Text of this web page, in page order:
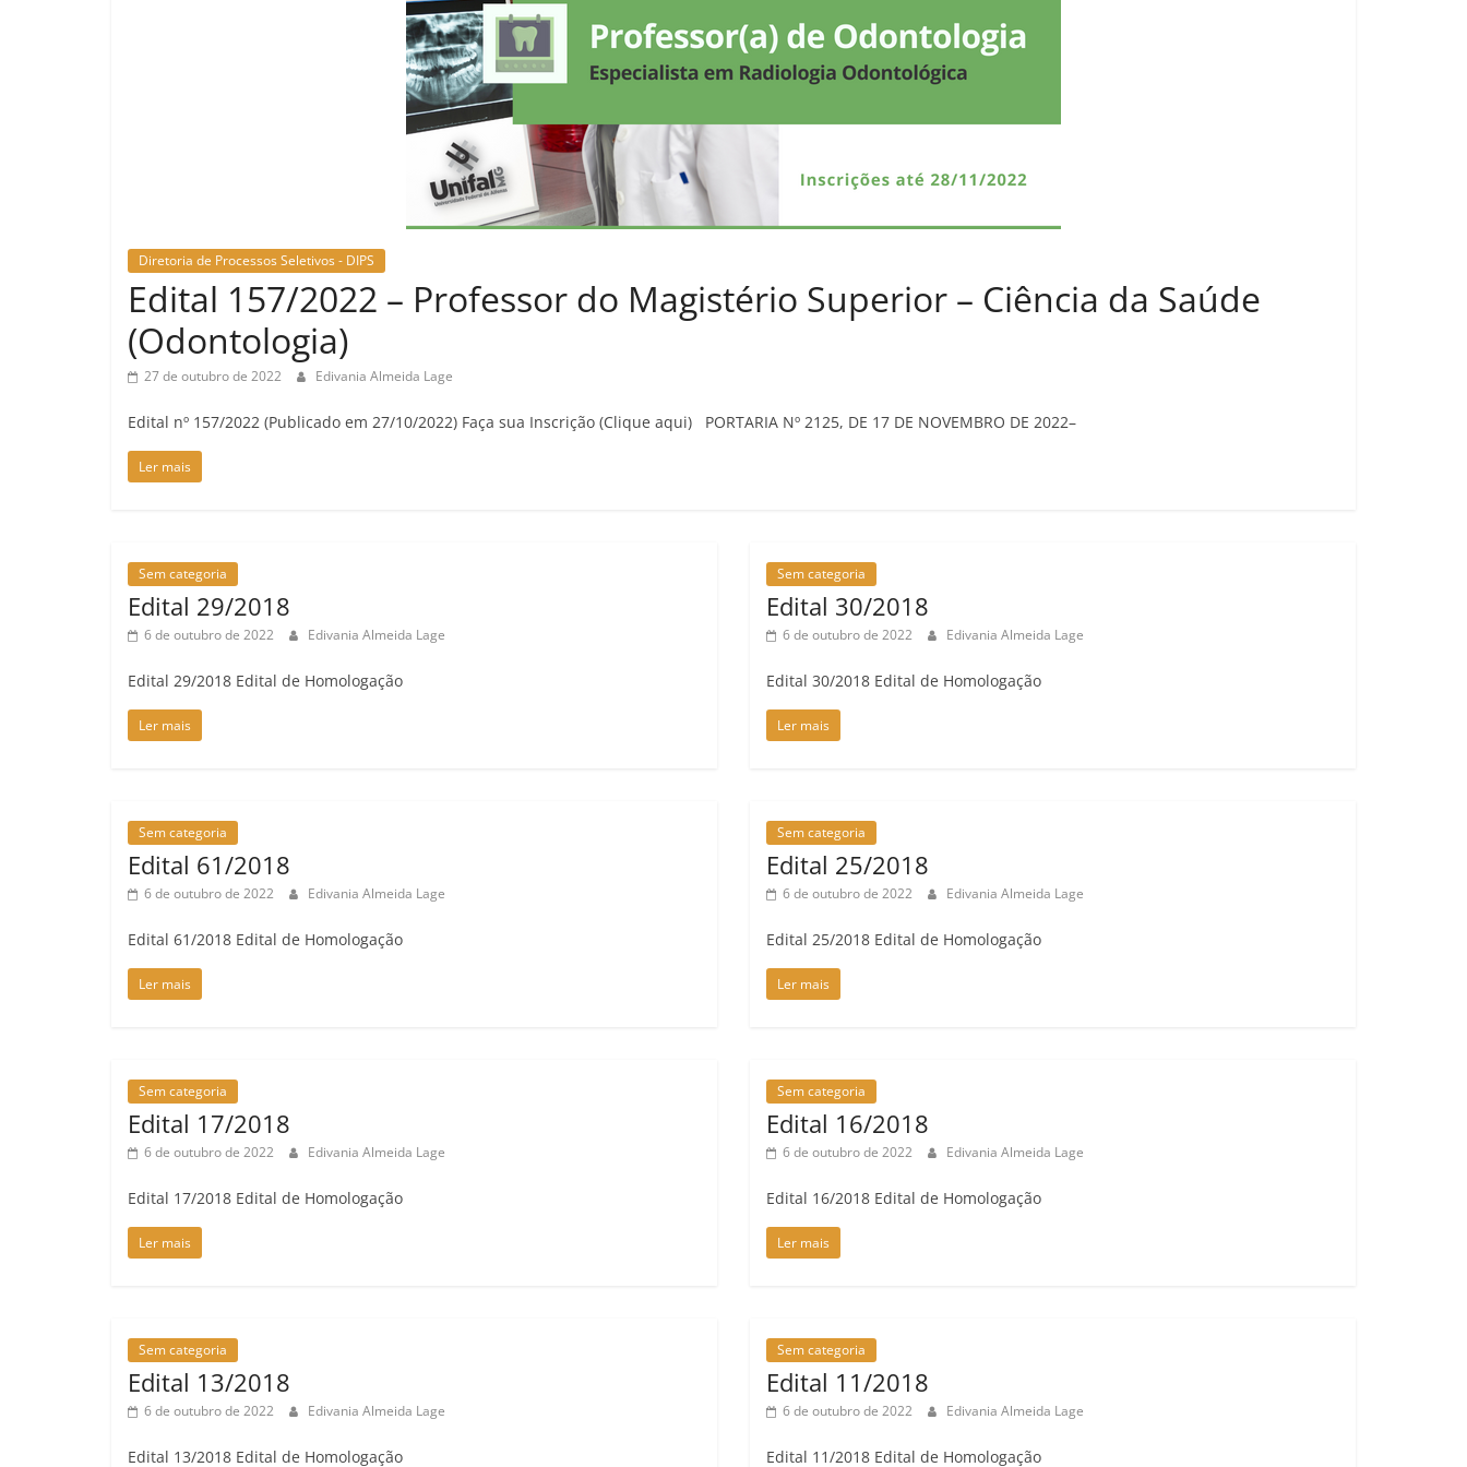
Diretoria de Processos Seletivos - DIPS
Edital 157/2022 – Professor do Magistério Superior – Ciência da Saúde
(Odontologia)
27 de outubro de 2022 Edivania Almeida Lage
Edital nº 157/2022 (Publicado em 27/10/2022) Faça sua Inscrição (Clique aqui) PORTARIA Nº 2125, DE 17 DE NOVEMBRO DE 2022–
Ler mais
Sem categoria
Edital 29/2018
6 de outubro de 2022 Edivania Almeida Lage
Edital 29/2018 Edital de Homologação
Ler mais
Sem categoria
Edital 30/2018
6 de outubro de 2022 Edivania Almeida Lage
Edital 30/2018 Edital de Homologação
Ler mais
Sem categoria
Edital 61/2018
6 de outubro de 2022 Edivania Almeida Lage
Edital 61/2018 Edital de Homologação
Ler mais
Sem categoria
Edital 25/2018
6 de outubro de 2022 Edivania Almeida Lage
Edital 25/2018 Edital de Homologação
Ler mais
Sem categoria
Edital 17/2018
6 de outubro de 2022 Edivania Almeida Lage
Edital 17/2018 Edital de Homologação
Ler mais
Sem categoria
Edital 16/2018
6 de outubro de 2022 Edivania Almeida Lage
Edital 16/2018 Edital de Homologação
Ler mais
Sem categoria
Edital 13/2018
6 de outubro de 2022 Edivania Almeida Lage
Edital 13/2018 Edital de Homologação
Sem categoria
Edital 11/2018
6 de outubro de 2022 Edivania Almeida Lage
Edital 11/2018 Edital de Homologação